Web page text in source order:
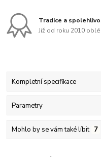
Tradice a
Již od roku 2010
Kompletní specifikace
Parametry
Mohlo by se vám také líbit 7